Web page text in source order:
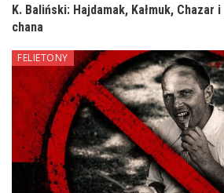
K. Baliński: Hajdamak, Kałmuk, Chazar
chana
FELIETONY